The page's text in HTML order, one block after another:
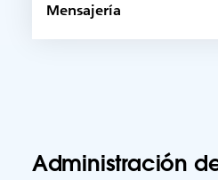
Mensajería
Administración